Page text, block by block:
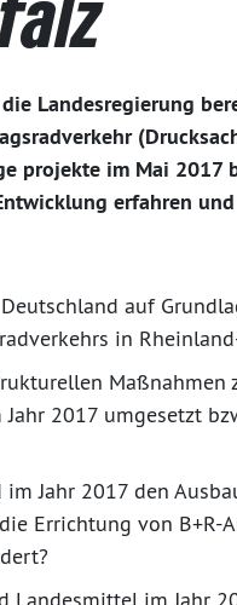
Landesregierung
projekte im Mai 2017
erfahren
auf
in
Maßnahmen
2017 umgesetzt
Jahr 2017 den
Errichtung von B+R-